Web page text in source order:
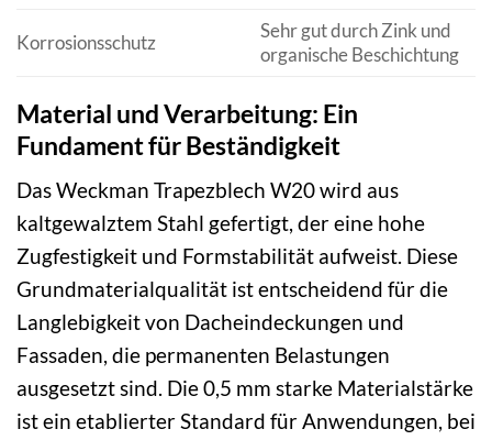
Korrosionsschutz
Sehr gut durch Zink und
organische Beschichtung
Material und Verarbeitung: Ein
Fundament für Beständigkeit
Das Weckman Trapezblech W20 wird aus
kaltgewalztem Stahl gefertigt, der eine hohe
Zugfestigkeit und Formstabilität aufweist. Diese
Grundmaterialqualität ist entscheidend für die
Langlebigkeit von Dacheindeckungen und
Fassaden, die permanenten Belastungen
ausgesetzt sind. Die 0,5 mm starke Materialstärke
ist ein etablierter Standard für Anwendungen, bei